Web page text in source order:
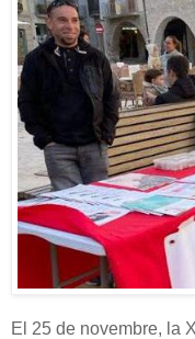
El 25 de novembre, la